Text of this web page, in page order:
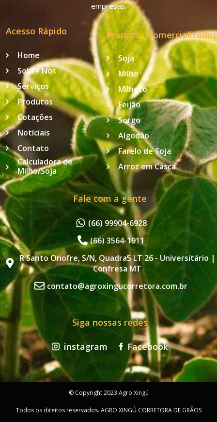
empresas.
Acesso Rápido
Home
Sobre Nós
Serviços
Produtos
Cotações
Notíciais
Contato
Calculadora de
Milho/Soja
Produtos Comercializados
Soja
Milho
Milheto
Feijão
Sorgo
Algodão
Farelo de Soja
Arroz em Casca
Fale com a gente
(66) 99904-6928
(66) 3564-1911
R Santo Onofre, S/N, Quadra5 LT 26 - Universitário |
Confresa MT
contato@agroxingucorretora.com.br
Siga nossas redes
instagram Facebook
© Copyright 2023 Agro Xingú
Todos os direitos reservados. AGRO XINGÚ CORRETORA DE GRÃOS